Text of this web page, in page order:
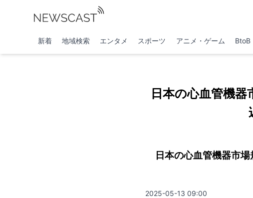
新着 地域検索 エンタメ スポーツ アニメ・ゲーム BtoB
日本の心血管機
日本の心血管機器市
2025-05-13 09:00